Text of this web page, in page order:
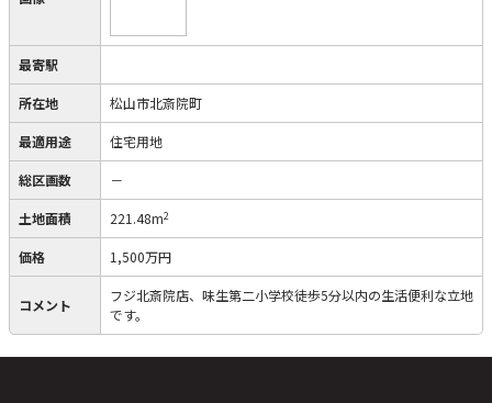
最寄駅
所在地 松山市北斎院町
最適用途 住宅用地
総区画数 －
土地面積 221.48m2
価格 1,500万円
コメント
フジ北斎院店、味生第二小学校徒歩5分以内の生活便利な立地
です。